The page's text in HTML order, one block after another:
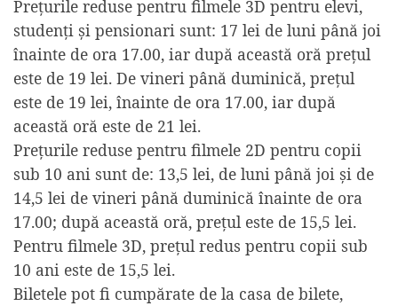
Prețurile reduse pentru filmele 3D pentru elevi,
studenți și pensionari sunt: 17 lei de luni până joi
înainte de ora 17.00, iar după această oră prețul
este de 19 lei. De vineri până duminică, prețul
este de 19 lei, înainte de ora 17.00, iar după
această oră este de 21 lei.
Prețurile reduse pentru filmele 2D pentru copii
sub 10 ani sunt de: 13,5 lei, de luni până joi și de
14,5 lei de vineri până duminică înainte de ora
17.00; după această oră, prețul este de 15,5 lei.
Pentru filmele 3D, prețul redus pentru copii sub
10 ani este de 15,5 lei.
Biletele pot fi cumpărate de la casa de bilete,